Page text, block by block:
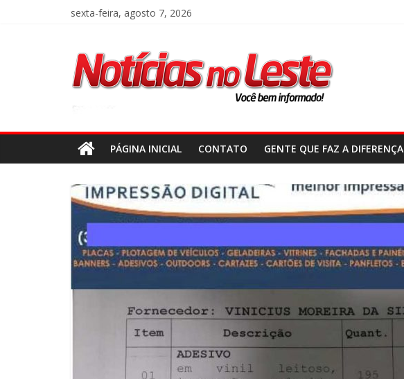
sexta-feira, agosto 7, 2026
PÁGINA INICIAL CONTATO GENTE QUE FAZ A DIFERENÇA